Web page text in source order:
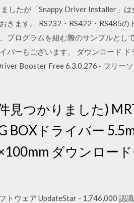
したが「Snappy Driver Installer」は
ます。 RS232・RS422・RS485の
ログラムを組む際のサンプルとし
バーもございます。 ダウンロード
Booster Free 6.3.0.276 - フリー
見つかりました)
BOXドライバー
ダウンロー
トウェア UpdateStar - 1,746,000 認